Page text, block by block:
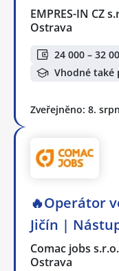
EMPRES-IN CZ
Ostrava
24 000 – 32
Vhodné také
Zveřejněno: 8.
🔥Operátor
Jičín |
Comac jobs s.r.o.
Ostrava